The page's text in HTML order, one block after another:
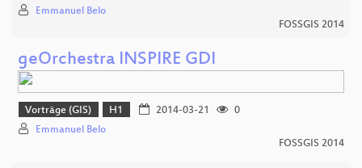
Emmanuel Belo
FOSSGIS 2014
geOrchestra INSPIRE GDI
Vorträge (GIS) H1 2014-03-21
0
Emmanuel Belo
FOSSGIS 2014